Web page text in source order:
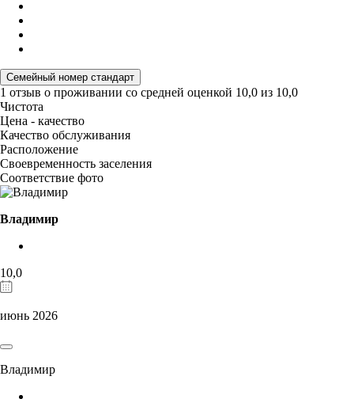
Семейный номер стандарт
1 отзыв о проживании со средней оценкой 10,0 из 10,0
Чистота
Цена - качество
Качество обслуживания
Расположение
Своевременность заселения
Соответствие фото
Владимир
10,0
июнь 2026
Владимир